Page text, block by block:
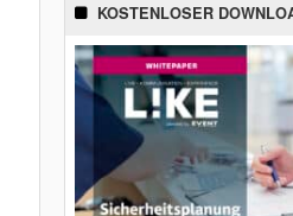
KOSTENLOSER